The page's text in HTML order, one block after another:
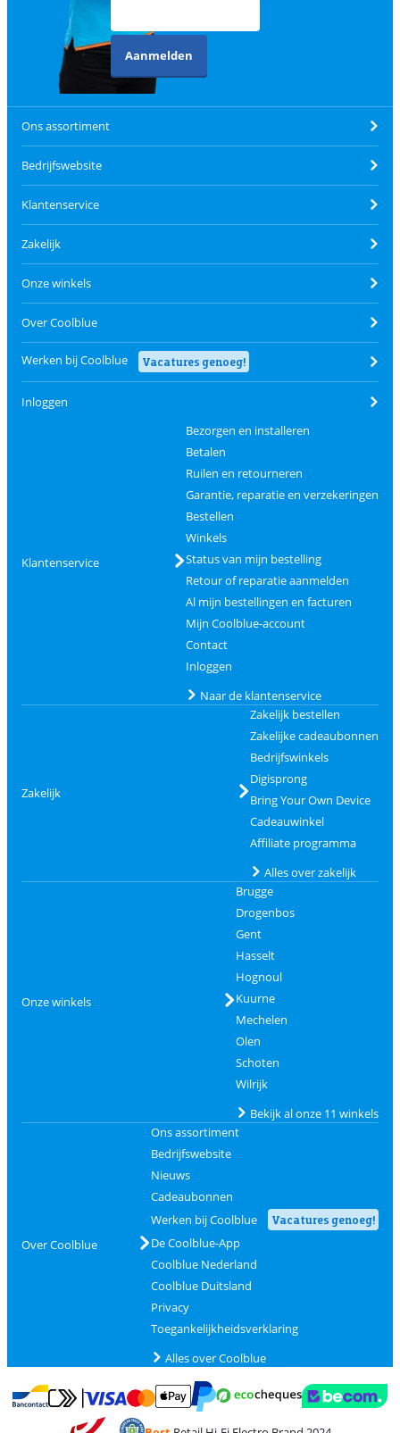
Aanmelden
Ons assortiment
Bedrijfswebsite
Klantenservice
Zakelijk
Onze winkels
Over Coolblue
Werken bij Coolblue Vacatures genoeg!
Inloggen
Klantenservice
Bezorgen en installeren
Betalen
Ruilen en retourneren
Garantie, reparatie en verzekeringen
Bestellen
Winkels
Status van mijn bestelling
Retour of reparatie aanmelden
Al mijn bestellingen en facturen
Mijn Coolblue-account
Contact
Inloggen
Naar de klantenservice
Zakelijk
Zakelijk bestellen
Zakelijke cadeaubonnen
Bedrijfswinkels
Digisprong
Bring Your Own Device
Cadeauwinkel
Affiliate programma
Alles over zakelijk
Onze winkels
Brugge
Drogenbos
Gent
Hasselt
Hognoul
Kuurne
Mechelen
Olen
Schoten
Wilrijk
Bekijk al onze 11 winkels
Over Coolblue
Ons assortiment
Bedrijfswebsite
Nieuws
Cadeaubonnen
Werken bij Coolblue
Vacatures genoeg!
De Coolblue-App
Coolblue Nederland
Coolblue Duitsland
Privacy
Toegankelijkheidsverklaring
Alles over Coolblue
Betalen met Bancontact
Betalen met MasterCard en Visa via ClickToPay
Betalen met PayPal